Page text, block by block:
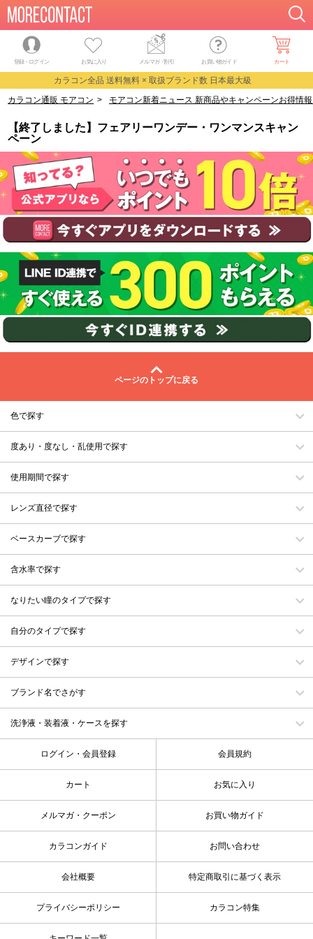
登録・ログイン お気に入り メルマガ・割引 お買い物ガイド カート
カラコン全品 送料無料 × 取扱ブランド数 日本最大級
カラコン通販 モアコン > モアコン新着ニュース 新商品やキャンペーンお得情
【終了しました】フェアリーワンデー・ワンマンスキャン
ペーン
ページのトップに戻る
色で探す
度あり・度なし・乱使用で探す
使用期間で探す
レンズ直径で探す
ベースカーブで探す
含水率で探す
なりたい瞳のタイプで探す
自分のタイプで探す
デザインで探す
ブランド名でさがす
洗浄液・装着液・ケースを探す
ログイン・会員登録 会員規約
カート お気に入り
メルマガ・クーポン お買い物ガイド
カラコンガイド お問い合わせ
会社概要 特定商取引に基づく表示
プライバシーポリシー カラコン特集